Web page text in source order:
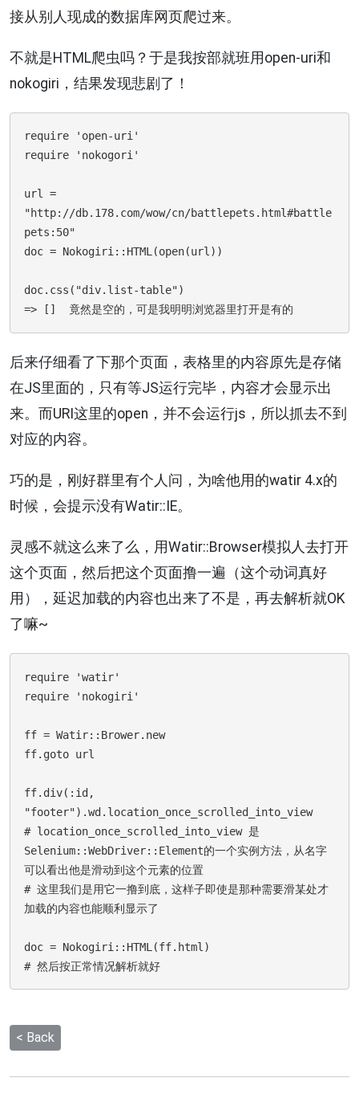
接从别人现成的数据库网页爬过来。
不就是HTML爬虫吗？于是我按部就班用open-uri和
nokogiri，结果发现悲剧了！
require 'open-uri'
require 'nokogori'
url =
"http://db.178.com/wow/cn/battlepets.html#battle
pets:50"
doc = Nokogiri::HTML(open(url))
doc.css("div.list-table")
后来仔细看了下那个页面，表格里的内容原先是存储
在JS里面的，只有等JS运行完毕，内容才会显示出
来。而URI这里的open，并不会运行js，所以抓去不到
对应的内容。
巧的是，刚好群里有个人问，为啥他用的watir 4.x的
时候，会提示没有Watir::IE。
灵感不就这么来了么，用Watir::Browser模拟人去打开
这个页面，然后把这个页面撸一遍（这个动词真好
用），延迟加载的内容也出来了不是，再去解析就OK
了嘛~
require 'watir'
require 'nokogiri'
ff = Watir::Brower.new
ff.goto url
ff.div(:id,
"footer").wd.location_once_scrolled_into_view
# location_once_scrolled_into_view 是
Selenium::WebDriver::Element的一个实例方法，从名字
可以看出他是滑动到这个元素的位置
# 这里我们是用它一撸到底，这样子即使是那种需要滑某处才
加载的内容也能顺利显示了
doc = Nokogiri::HTML(ff.html)
# 然后按正常情况解析就好
< Back